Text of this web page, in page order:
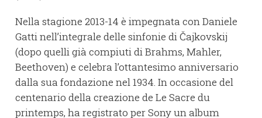
Nella stagione 2013-14 è impegnata con Daniele
Gatti nell’integrale delle sinfonie di Čajkovskij
(dopo quelli già compiuti di Brahms, Mahler,
Beethoven) e celebra l’ottantesimo anniversario
dalla sua fondazione nel 1934. In occasione del
centenario della creazione de Le Sacre du
printemps, ha registrato per Sony un album